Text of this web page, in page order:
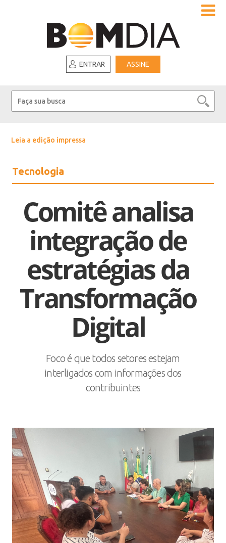
ENTRAR ASSINE
Leia a edição impressa
Tecnologia
Comitê analisa
integração de
estratégias da
Transformação
Digital
Foco é que todos setores estejam
interligados com informações dos
contribuintes